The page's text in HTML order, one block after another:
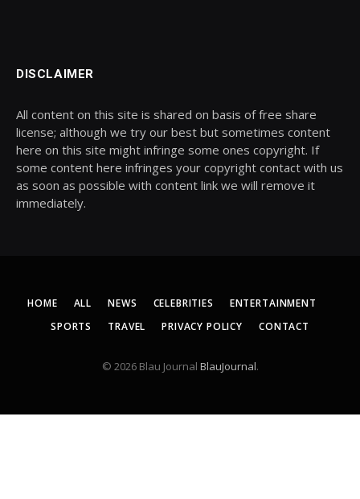
DISCLAIMER
All content on this site is shared on basis of free share
license; although we try our best but sometimes content
here on this site might infringe some ones copyright. If
some content here infringes your copyright contact with us
as soon as possible with content link we will remove it
immediately.
HOME ALL NEWS CELEBRITIES
ENTERTAINMENT
SPORTS
TRAVEL PRIVACY POLICY CONTACT
© 2026 Blau Journal BlauJournal.